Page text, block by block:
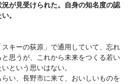
が見受けられた。自身の知名度の認
。
キーの荻原」で通用していて、忘れ
思うが、これから未来をつくる若い
という思いはない。
い、長野市に来て、おいしいものを